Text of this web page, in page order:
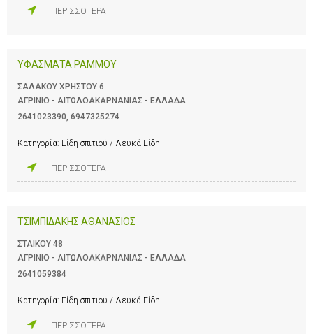
ΠΕΡΙΣΣΟΤΕΡΑ
ΥΦΑΣΜΑΤΑ ΡΑΜΜΟΥ
ΣΑΛΑΚΟΥ ΧΡΗΣΤΟΥ 6
ΑΓΡΙΝΙΟ - ΑΙΤΩΛΟΑΚΑΡΝΑΝΙΑΣ - ΕΛΛΑΔΑ
2641023390 6947325274
Κατηγορία: Είδη σπιτιού / Λευκά Είδη
ΠΕΡΙΣΣΟΤΕΡΑ
ΤΣΙΜΠΙΔΑΚΗΣ ΑΘΑΝΑΣΙΟΣ
ΣΤΑΙΚΟΥ 48
ΑΓΡΙΝΙΟ - ΑΙΤΩΛΟΑΚΑΡΝΑΝΙΑΣ - ΕΛΛΑΔΑ
2641059384
Κατηγορία: Είδη σπιτιού / Λευκά Είδη
ΠΕΡΙΣΣΟΤΕΡΑ